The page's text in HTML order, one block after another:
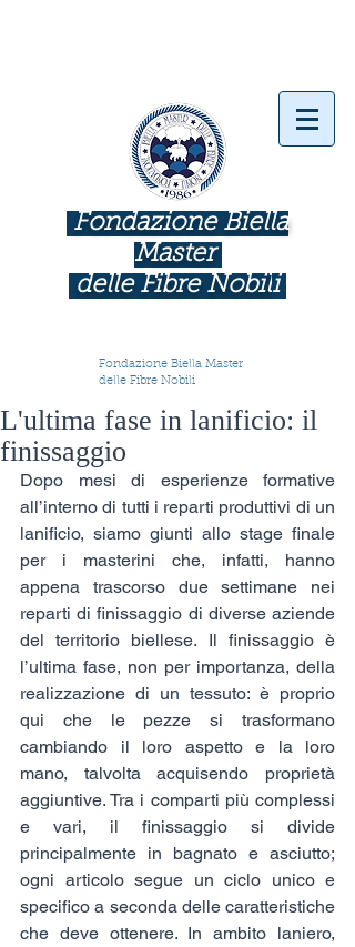
Fondazione Biella
Master
delle Fibre Nobili
Fondazione Biella Master
delle Fibre Nobili
L'ultima fase in lanificio: il
finissaggio
Dopo mesi di esperienze formative
all’interno di tutti i reparti produttivi di un
lanificio, siamo giunti allo stage finale
per i masterini che, infatti, hanno
appena trascorso due settimane nei
reparti di finissaggio di diverse aziende
del territorio biellese. Il finissaggio è
l’ultima fase, non per importanza, della
realizzazione di un tessuto: è proprio
qui che le pezze si trasformano
cambiando il loro aspetto e la loro
mano, talvolta acquisendo proprietà
aggiuntive. Tra i comparti più complessi
e vari, il finissaggio si divide
principalmente in bagnato e asciutto;
ogni articolo segue un ciclo unico e
specifico a seconda delle caratteristiche
che deve ottenere. In ambito laniero,